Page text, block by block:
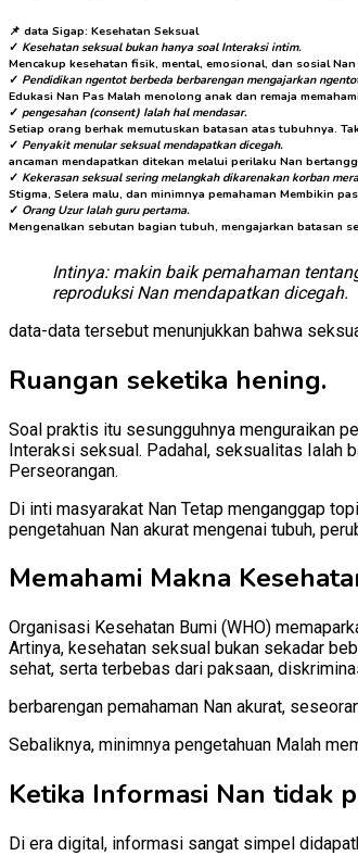
📌 data Sigap: Kesehatan Seksual
✓ Kesehatan seksual bukan hanya soal Interaksi intim.
Mencakup kesehatan fisik, mental, emosional, dan sosial
✓ Pendidikan ngentot berbeda berbarengan mengajarkan
Edukasi Nan Pas Malah menolong anak dan remaja
✓ pengesahan (consent) Ialah hal mendasar.
Setiap orang berhak memutuskan batasan atas tubuhnya.
✓ Penyakit menular seksual mendapatkan dicegah.
ancaman mendapatkan ditekan melalui perilaku Nan
✓ Kekerasan seksual sering melangkah dikarenakan korban
Stigma, Selera malu, dan minimnya pemahaman Membikin
✓ Orang Uzur Ialah guru pertama.
Mengenalkan sebutan bagian tubuh, mengajarkan batasan
Intinya: makin baik pemahaman
reproduksi Nan mendapatkan dicegah.
data-data tersebut menunjukkan bahwa
Ruangan seketika hening.
Soal praktis itu sesungguhnya menguraikan
Interaksi seksual. Padahal, seksualitas Ialah
Perseorangan.
Di inti masyarakat Nan Tetap menganggap
pengetahuan Nan akurat mengenai tubuh,
Memahami Makna
Organisasi Kesehatan Bumi (WHO)
Artinya, kesehatan seksual bukan sekadar
sehat, serta terbebas dari paksaan,
berbarengan pemahaman Nan akurat,
Sebaliknya, minimnya pengetahuan Malah
Ketika Informasi Nan tidak
Di era digital, informasi sangat simpel